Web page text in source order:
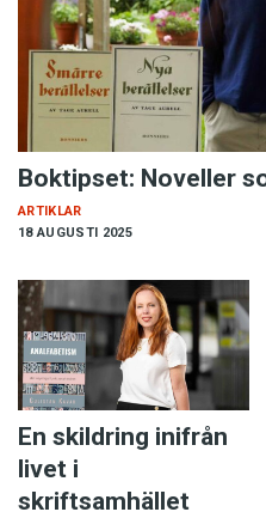
Boktipset: Noveller
18 AUGUSTI 2025
ARTIKLAR
En skildring inifrån
livet i
skriftsamhället